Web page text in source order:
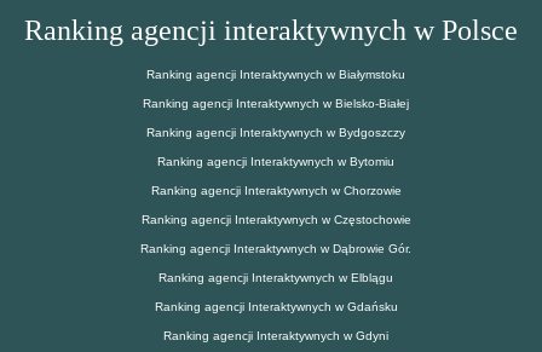
Ranking agencji interaktywnych w Polsce
Ranking agencji Interaktywnych w Białymstoku
Ranking agencji Interaktywnych w Bielsko-Białej
Ranking agencji Interaktywnych w Bydgoszczy
Ranking agencji Interaktywnych w Bytomiu
Ranking agencji Interaktywnych w Chorzowie
Ranking agencji Interaktywnych w Częstochowie
Ranking agencji Interaktywnych w Dąbrowie Gór.
Ranking agencji Interaktywnych w Elblągu
Ranking agencji Interaktywnych w Gdańsku
Ranking agencji Interaktywnych w Gdyni